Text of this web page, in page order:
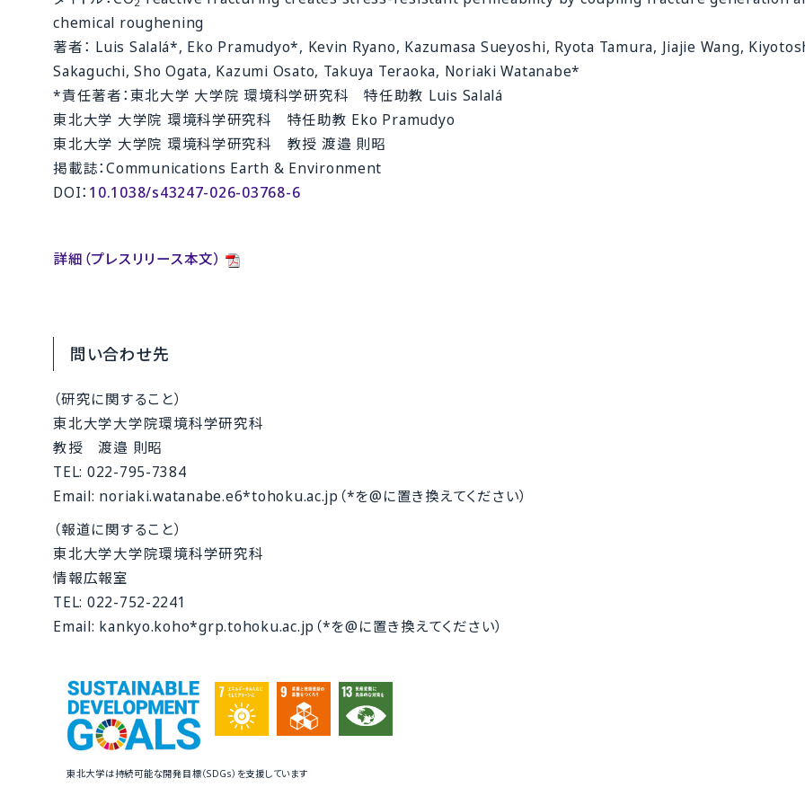
chemical roughening
著者： Luis Salalá*, Eko Pramudyo*, Kevin Ryano, Kazumasa Sueyoshi, Ryota Tamura, Jiajie Wang,
Sakaguchi, Sho Ogata, Kazumi Osato, Takuya Teraoka, Noriaki Watanabe*
*責任著者：東北大学 大学院 環境科学研究科 特任助教 Luis Salalá
東北大学 大学院 環境科学研究科 特任助教 Eko Pramudyo
東北大学 大学院 環境科学研究科 教授 渡邉 則昭
掲載誌：Communications Earth & Environment
DOI： 10.1038/s43247-026-03768-6
詳細（プレスリリース本文）
問い合わせ先
（研究に関すること）
東北大学大学院環境科学研究科
教授 渡邉 則昭
TEL: 022-795-7384
Email: noriaki.watanabe.e6*tohoku.ac.jp（*を@に置き換えてください）
（報道に関すること）
東北大学大学院環境科学研究科
情報広報室
TEL: 022-752-2241
Email: kankyo.koho*grp.tohoku.ac.jp（*を@に置き換えてください）
東北大学は持続可能な開発目標（SDGs）を支援しています